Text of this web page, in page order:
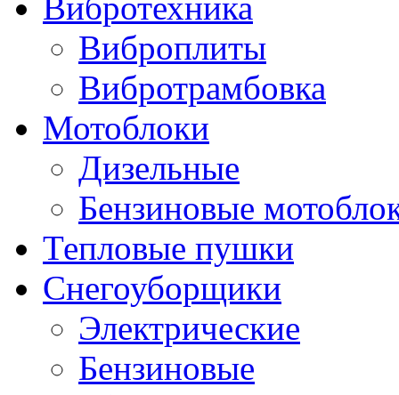
Виброплиты
Вибротрамбовка
Мотоблоки
Дизельные
Бензиновые
Тепловые пушки
Снегоуборщики
Электрические
Бензиновые